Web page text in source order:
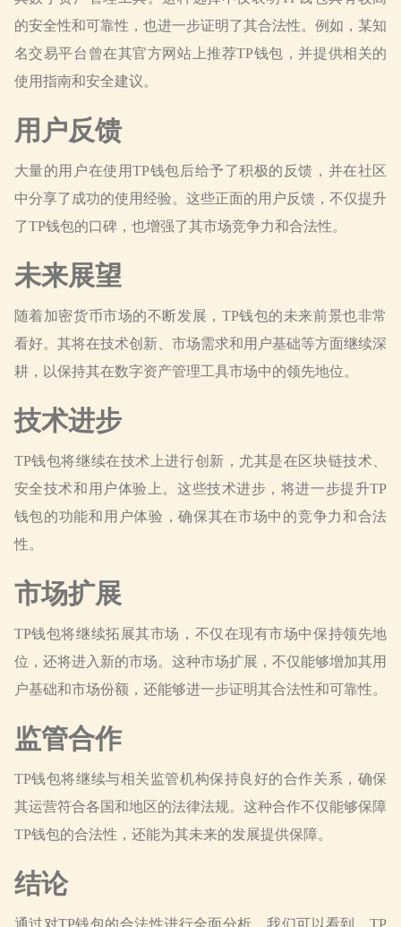
的安全性和可靠性，也进一步证明了其合法性。例如，某知
名交易平台曾在其官方网站上推荐TP钱包，并提供相关的
使用指南和安全建议。
用户反馈
大量的用户在使用TP钱包后给予了积极的反馈，并在社区
中分享了成功的使用经验。这些正面的用户反馈，不仅提升
了TP钱包的口碑，也增强了其市场竞争力和合法性。
未来展望
随着加密货币市场的不断发展，TP钱包的未来前景也非常
看好。其将在技术创新、市场需求和用户基础等方面继续深
耕，以保持其在数字资产管理工具市场中的领先地位。
技术进步
TP钱包将继续在技术上进行创新，尤其是在区块链技术、
安全技术和用户体验上。这些技术进步，将进一步提升TP
钱包的功能和用户体验，确保其在市场中的竞争力和合法
性。
市场扩展
TP钱包将继续拓展其市场，不仅在现有市场中保持领先地
位，还将进入新的市场。这种市场扩展，不仅能够增加其用
户基础和市场份额，还能够进一步证明其合法性和可靠性。
监管合作
TP钱包将继续与相关监管机构保持良好的合作关系，确保
其运营符合各国和地区的法律法规。这种合作不仅能够保障
TP钱包的合法性，还能为其未来的发展提供保障。
结论